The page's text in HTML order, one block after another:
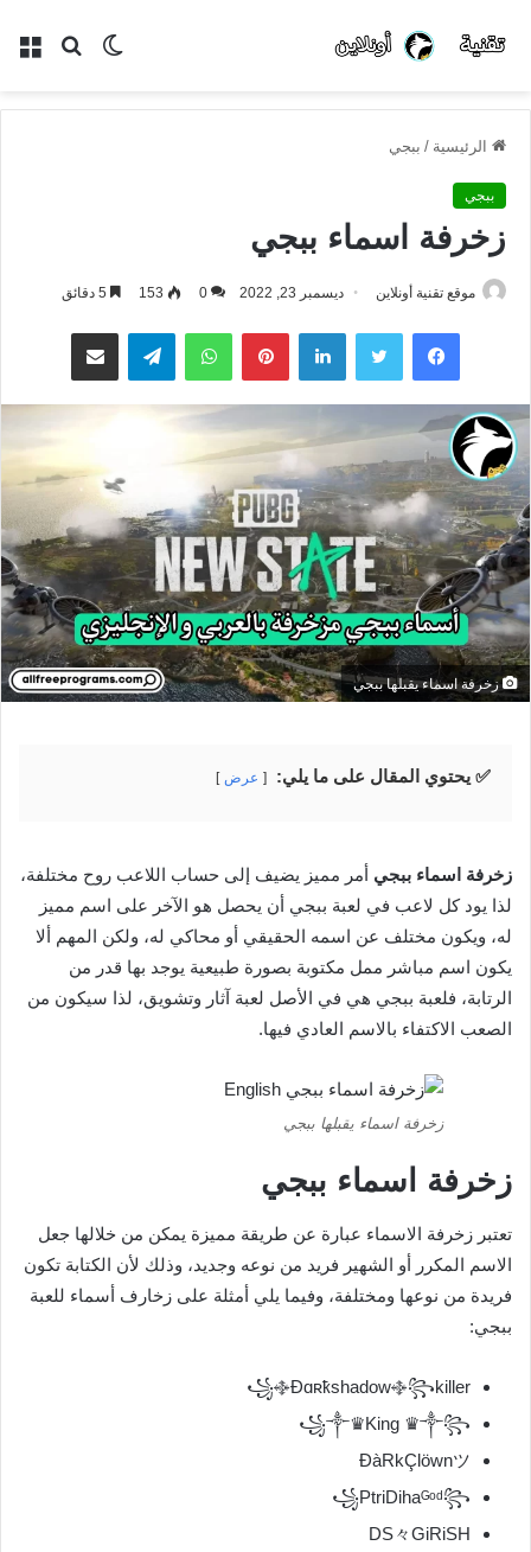
بحث الوضع
الرئيسية / ببجي
ببجي
زخرفة اسماء ببجي
موقع تقنية أونلاين ديسمبر 23, 2022 0
153
فيسبوك تويتر لينكدإن بينتيريستواتساب تيلقرام مشاركة عبر البريد
زخرفة اسماء يقبلها ببجي
✅ يحتوي المقال على ما يلي: عرض
زخرفة اسماء ببجي أمر مميز يضيف إلى حساب اللاعب روح مختلفة،
لذا يود كل لاعب في لعبة ببجي أن يحصل هو الآخر على اسم مميز
له، ويكون مختلف عن اسمه الحقيقي أو محاكي له، ولكن المهم ألا
يكون اسم مباشر ممل مكتوبة بصورة طبيعية يوجد بها قدر من
الرتابة، فلعبة ببجي هي في الأصل لعبة آثار وتشويق، لذا سيكون من
الصعب الاكتفاء بالاسم العادي فيها.
زخرفة اسماء يقبلها ببجي
زخرفة اسماء ببجي
تعتبر زخرفة الاسماء عبارة عن طريقة مميزة يمكن من خلالها جعل
الاسم المكرر أو الشهير فريد من نوعه وجديد، وذلك لأن الكتابة تكون
فريدة من نوعها ومختلفة، وفيما يلي أمثلة على زخارف أسماء للعبة
ببجي:
꧁࿇Ðɑʀҟshadow࿇꧂killer
꧁༒♛King ♛༒꧂
ĐàRkÇlöwnツ
꧁PtriDihaᴳᵒᵈ꧂
DS々GiRiSH